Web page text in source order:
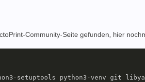
Community-Seite gefunden, hier
setuptools python3-venv git